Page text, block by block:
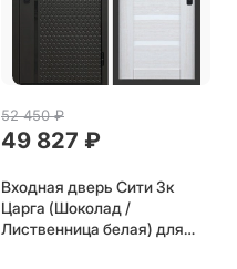
52 450 ₽
49 827 ₽
Входная дверь Сити 3к
Царга (Шоколад /
Лиственница белая) для